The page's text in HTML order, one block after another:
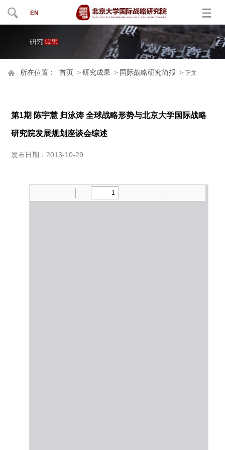
EN
所在位置： 首页 >研究成果 > 国际战略研究简报 > 正文
第1期 陈宇慧 归泳涛 全球战略形势与北京大学国际战略
研究院发展规划座谈会综述
发布日期：2013-10-29